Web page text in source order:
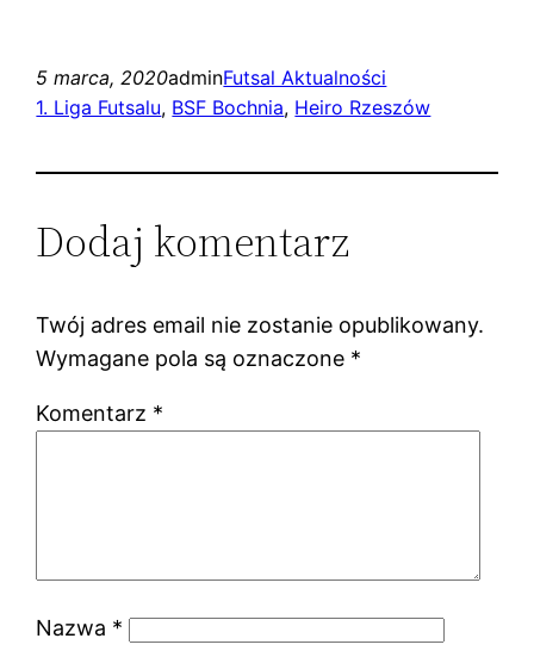
5 marca, 2020adminFutsal Aktualności
1. Liga Futsalu, BSF Bochnia, Heiro Rzeszów
Dodaj komentarz
Twój adres email nie zostanie opublikowany.
Wymagane pola są oznaczone *
Komentarz *
Nazwa *